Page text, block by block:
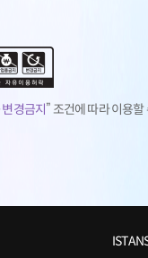
경금지” 조건에 따라 이용